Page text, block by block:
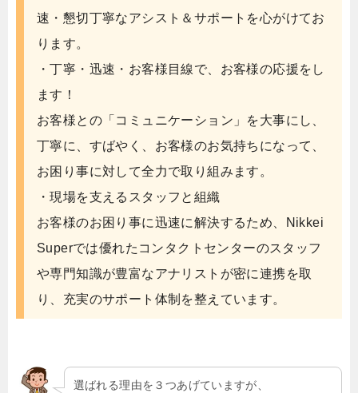
速・懇切丁寧なアシスト＆サポートを心がけてお
ります。
・丁寧・迅速・お客様目線で、お客様の応援をし
ます！
お客様との「コミュニケーション」を大事にし、
丁寧に、すばやく、お客様のお気持ちになって、
お困り事に対して全力で取り組みます。
・現場を支えるスタッフと組織
お客様のお困り事に迅速に解決するため、Nikkei
Superでは優れたコンタクトセンターのスタッフ
や専門知識が豊富なアナリストが密に連携を取
り、充実のサポート体制を整えています。
選ばれる理由を３つあげていますが、